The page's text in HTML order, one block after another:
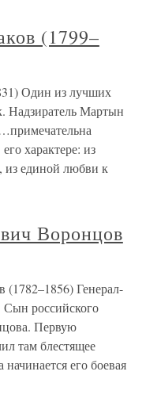
(1799–
Один из лучших
Надзиратель Мартын
характере: из
единой любви к
Воронцов
Генерал-
Сын российского
Первую
там блестящее
его боевая